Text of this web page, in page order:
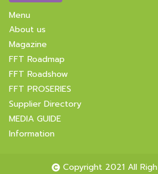
Menu
About us
Magazine
FFT Roadmap
FFT Roadshow
FFT PROSERIES
Supplier Directory
MEDIA GUIDE
Information
Copyright 2021 All